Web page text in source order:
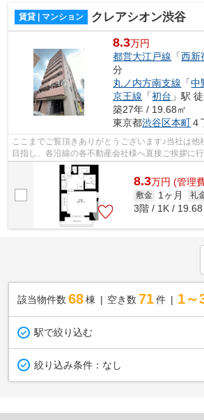
賃貸 | マンション クレアシオン渋谷
8.3万円
都営大江戸線 「西新
分
丸ノ内方南支線 「中
京王線 「初台 」駅
築27年 / 19.68㎡
東京都渋谷区本町４
ここまでご覧頂きありがとうございます♪当社は他
目指し、各沿線の各不動産会社様へ直接ご挨拶に
様へ提供しております！最新の情報は...
8.3万円 (管理
敷金 1ヶ月 礼
3階 / 1K / 19.68
該当物件数 68棟 空き数 71 件 1～
駅で絞り込む
絞り込み条件： なし